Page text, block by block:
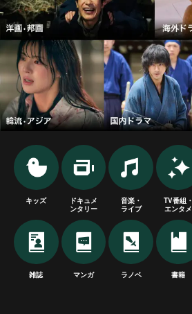
キッズ
ドキュメ
ンタリー
音楽・
ライブ
TV番組・
エンタメ
雑誌 マンガ ラノベ 書籍